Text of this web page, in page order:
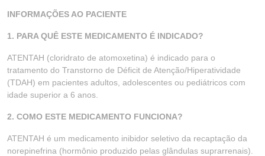
INFORMAÇÕES AO PACIENTE
1. PARA QUÊ ESTE MEDICAMENTO É INDICADO?
ATENTAH (cloridrato de atomoxetina) é indicado para o
tratamento do Transtorno de Déficit de Atenção/Hiperatividade
(TDAH) em pacientes adultos, adolescentes ou pediátricos com
idade superior a 6 anos.
2. COMO ESTE MEDICAMENTO FUNCIONA?
ATENTAH é um medicamento inibidor seletivo da recaptação da
norepinefrina (hormônio produzido pelas glândulas suprarrenais).